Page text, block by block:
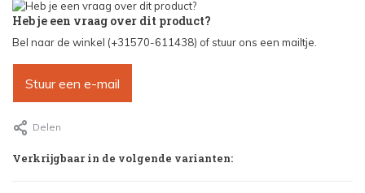
Heb je een vraag over dit product?
Bel naar de winkel (+31570-611438) of stuur ons een mailtje.
Stuur een e-mail
Delen
Verkrijgbaar in de volgende varianten: